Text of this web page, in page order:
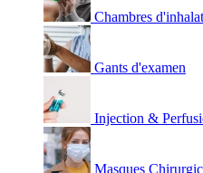
Chambres
Gants d'examen
Injection &
Masques